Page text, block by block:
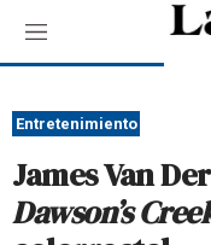
M
e
ú
Entretenimiento
James Van
Dawson’s